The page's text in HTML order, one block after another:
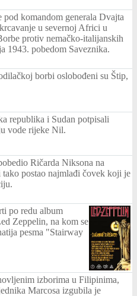
pod komandom generala Dvajta
u severnoj Africi u
protiv nemačko-italijanskih
1943. pobedom Saveznika.
borbi oslobođeni su Štip,
republika i Sudan potpisali
vode rijeke Nil.
Ričarda Niksona na
postao najmlađi čovek koji je
po redu album
Zeppelin, na kom se
pesma "Stairway
izborima u Filipinima,
Marcosa izgubila je